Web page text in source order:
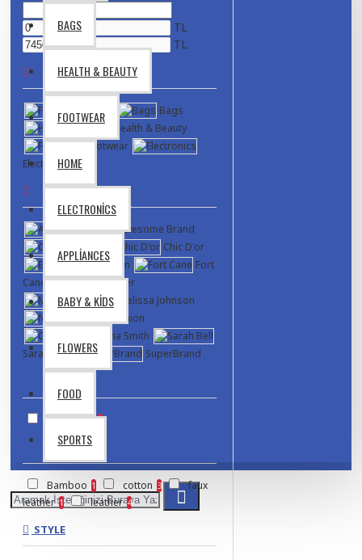
BAGS
HEALTH & BEAUTY
FOOTWEAR
HOME
ELECTRONICS
APPLIANCES
BABY & KIDS
FLOWERS
FOOD
SPORTS
TL
TL
ALT KATEGORILER
Fashion
Bags
Health & Beauty
Footwear
Electronics
MARKALAR
Awesome Brand
Canon
Chic D'or
Ericksson
Fort
Cane
Hipster
Melissa Johnson
NY Fashion
Olivia Smith
Sarah Bell
SuperBrand
4 1 6 1
MATERIAL
Bamboo 1 cotton 3
faux
leather 1 leather 4
STYLE